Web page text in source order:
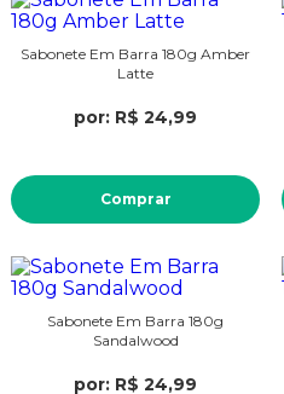
Sabonete Em Barra 180g Amber
Latte
por: R$ 24,99
Comprar
Sabonete Em Barra 180g
Sandalwood
por: R$ 24,99